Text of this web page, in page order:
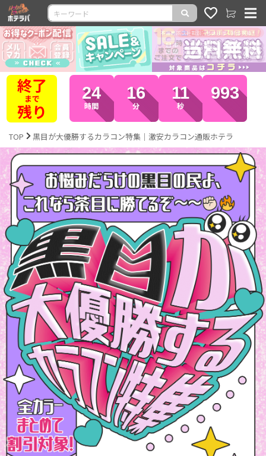
全品
ポイント
10倍
24
時間
16
分
08
秒
432
TOP 黒目が大優勝するカラコン特集｜激安カラコン通販ホテラ